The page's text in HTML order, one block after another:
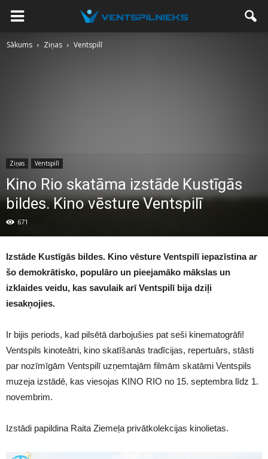
Sākums Ziņas Ventspilī
Ziņas Ventspilī
Kino Rio skatāma izstāde Kustīgās
bildes. Kino vēsture Ventspilī
671
Izstāde Kustīgās bildes. Kino vēsture Ventspilī iepazīstina ar
šo demokrātisko, populāro un pieejamāko mākslas un
izklaides veidu, kas savulaik arī Ventspilī bija dziļi
iesakņojies.
Ir bijis periods, kad pilsētā darbojušies pat seši kinematogrāfi!
Ventspils kinoteātri, kino skatīšanās tradīcijas, repertuārs, stāsti
par nozīmīgām Ventspilī uzņemtajām filmām skatāmi Ventspils
muzeja izstādē, kas viesojas KINO RIO no 15. septembra līdz 1.
novembrim.
Izstādi papildina Raita Ziemeļa privātkolekcijas kinolietas.